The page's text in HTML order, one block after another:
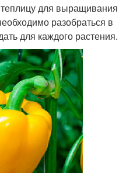
для выращивания
разобраться в
для каждого растения.